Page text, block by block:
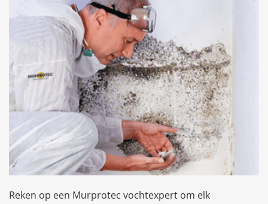
Reken op een Murprotec vochtexpert om elk